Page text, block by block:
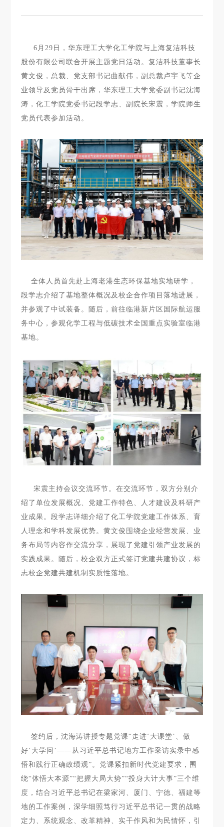
6月29日，华东理工大学化工学院与上海复洁科技
股份有限公司联合开展主题党日活动。复洁科技董事长
黄文俊，总裁、党支部书记曲献伟，副总裁卢宇飞等企
业领导及党员骨干出席，华东理工大学党委副书记沈海
涛，化工学院党委书记段学志、副院长宋震，学院师生
党员代表参加活动。
全体人员首先赴上海老港生态环保基地实地研学，
段学志介绍了基地整体概况及校企合作项目落地进展，
并参观了中试装备。随后，前往临港新片区国际航运服
务中心，参观化学工程与低碳技术全国重点实验室临港
基地。
宋震主持会议交流环节。在交流环节，双方分别介
绍了单位发展概况、党建工作特色、人才建设及科研产
业成果。段学志详细介绍了化工学院党建工作体系、育
人理念和学科发展优势。黄文俊围绕企业经营发展、业
务布局等内容作交流分享，展现了党建引领产业发展的
实践成果。随后，校企双方正式签订党建共建协议，标
志校企党建共建机制实质性落地。
签约后，沈海涛讲授专题党课“走进‘大课堂’、做
好‘大学问’——从习近平总书记地方工作采访实录中感
悟和践行正确政绩观”。党课紧扣新时代党建要求，围
绕“体悟大本源”“把握大局大势”“投身大计大事”三个维
度，结合习近平总书记在梁家河、厦门、宁德、福建等
地的工作案例，深学细照笃行习近平总书记一贯的战略
定力、系统观念、改革精神、实干作风和为民情怀，引